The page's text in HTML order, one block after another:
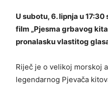
U subotu, 6. lipnja u
film „Pjesma grbavog
pronalasku vlastitog
Riječ je o velikoj morskoj
legendarnog Pjevača